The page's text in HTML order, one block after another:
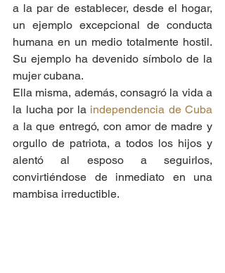
a la par de establecer, desde el hogar,
un ejemplo excepcional de conducta
humana en un medio totalmente hostil.
Su ejemplo ha devenido símbolo de la
mujer cubana.
Ella misma, además, consagró la vida a
la lucha por la independencia de Cuba
a la que entregó, con amor de madre y
orgullo de patriota, a todos los hijos y
alentó al esposo a seguirlos,
convirtiéndose de inmediato en una
mambisa irreductible.